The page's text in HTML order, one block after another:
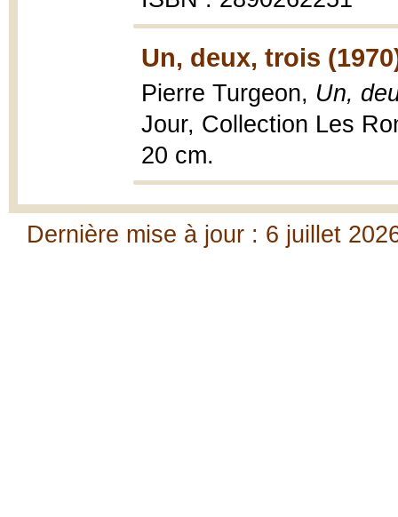
Un, deux, trois
Pierre Turgeon, Un,
Jour, Collection Les
20 cm.
Dernière mise à jour : 6 juillet